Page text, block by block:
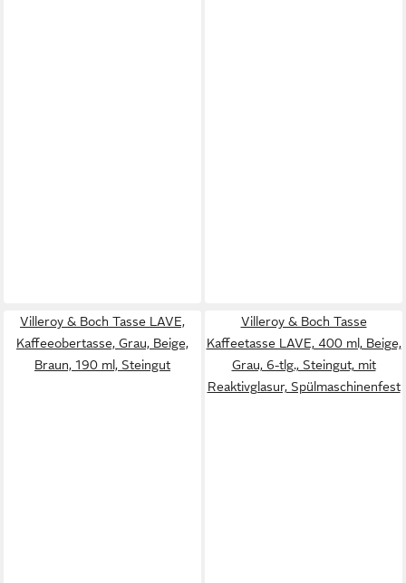
Villeroy & Boch Tasse LAVE,
Kaffeeobertasse, Grau, Beige,
Braun, 190 ml, Steingut
Villeroy & Boch Tasse
Kaffeetasse LAVE, 400 ml, Beige,
Grau, 6-tlg., Steingut, mit
Reaktivglasur, Spülmaschinenfest